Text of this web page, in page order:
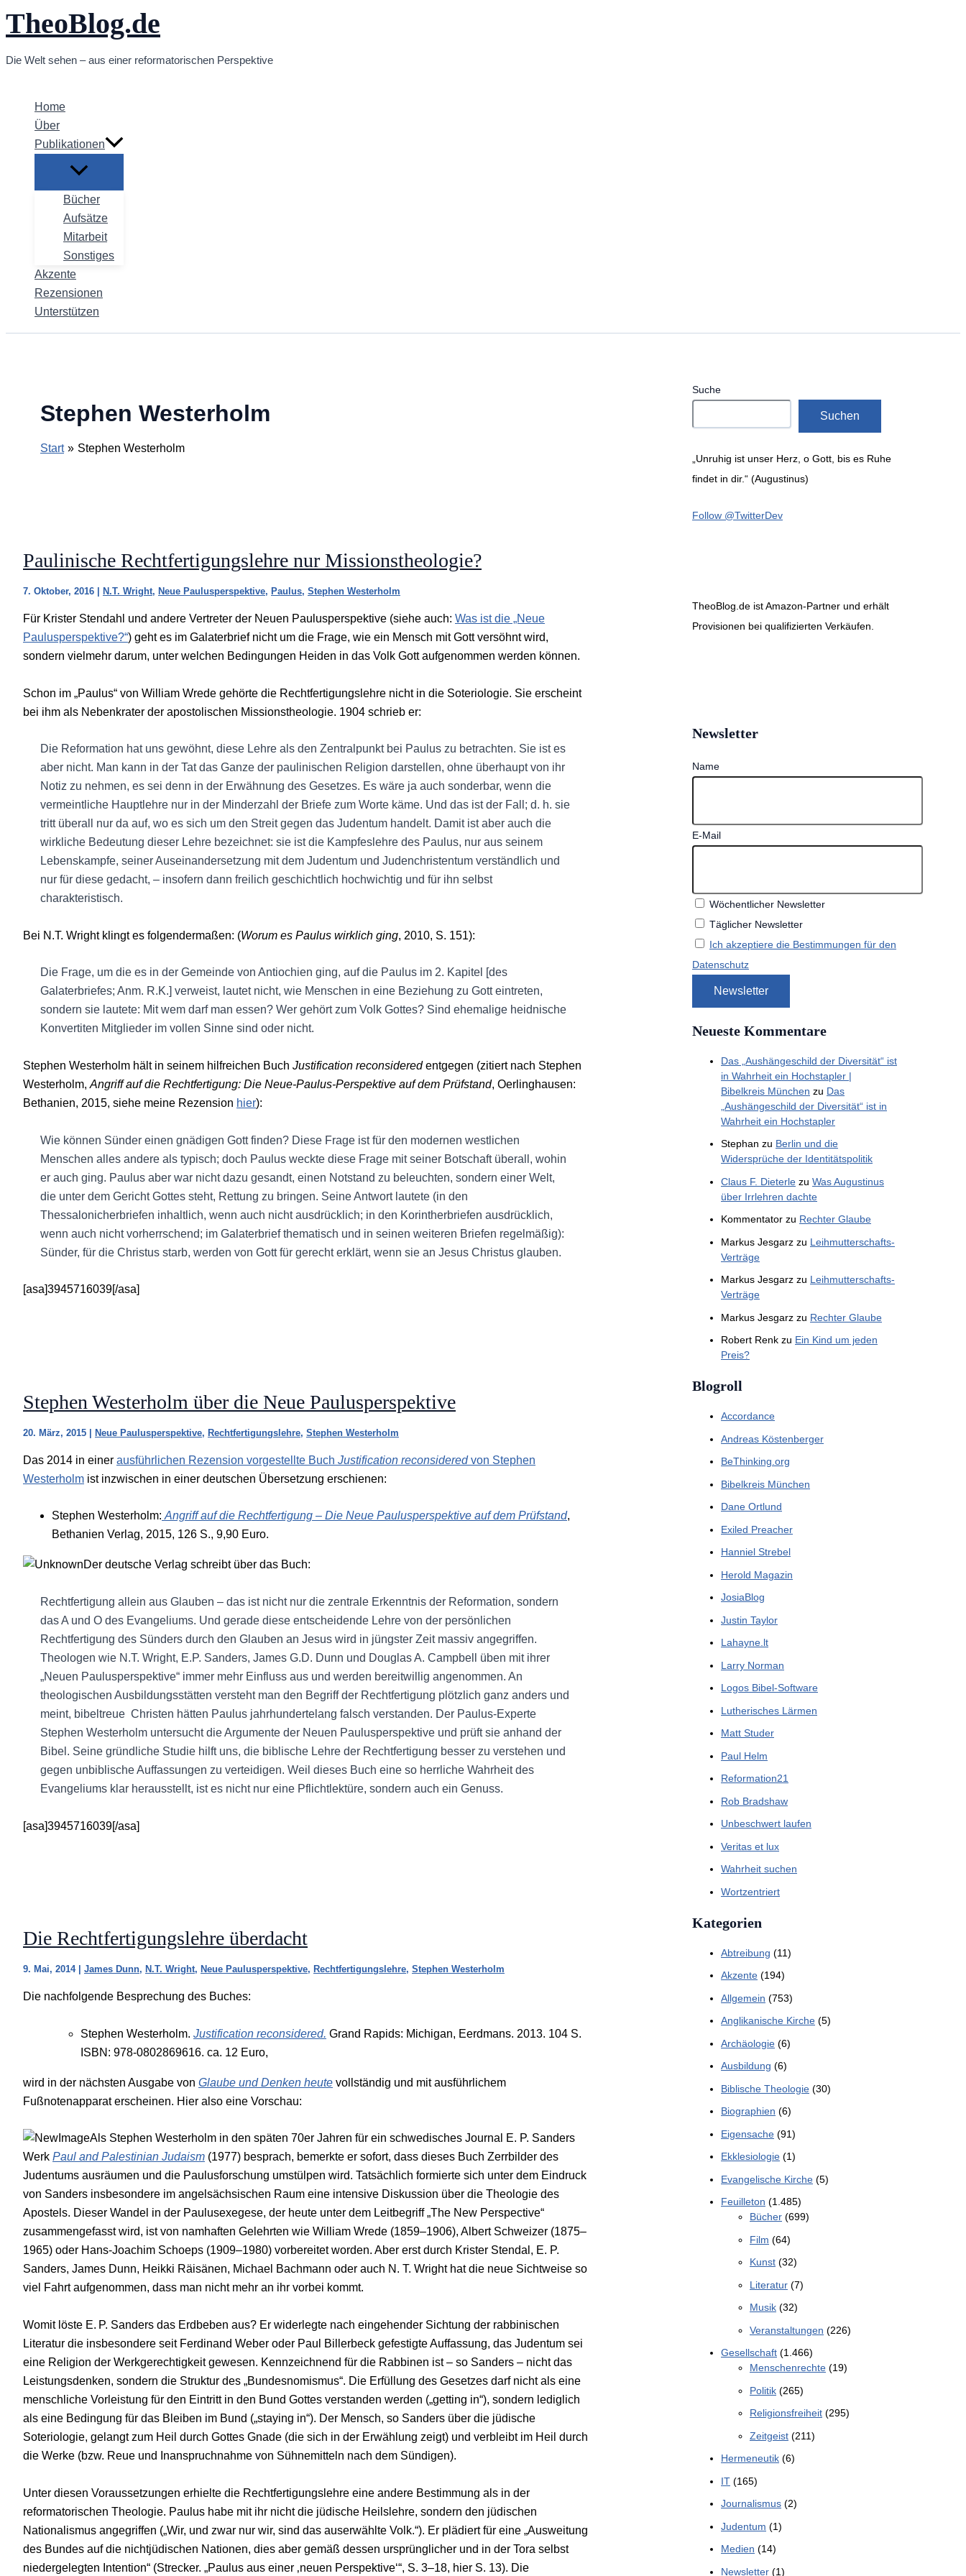
Zum
Inhalt
TheoBlog.de
Die Welt sehen – aus einer reformatorischen Perspektive
Home
Über
Publikationen
Bücher
Aufsätze
Mitarbeit
Sonstiges
Akzente
Rezensionen
Unterstützen
Stephen Westerholm
Start Stephen Westerholm
Paulinische Rechtfertigungslehre nur Missionstheologie?
7. Oktober, 2016 N.T. Wright, Neue Paulusperspektive, Paulus, Stephen Westerholm
Für Krister Stendahl und andere Vertreter der Neuen Paulusperspektive (siehe auch: Was ist die „Neue
Paulusperspektive?“) geht es im Galaterbrief nicht um die Frage, wie ein Mensch mit Gott versöhnt wird,
sondern vielmehr darum, unter welchen Bedingungen Heiden in das Volk Gott aufgenommen werden können.
Schon im „Paulus“ von William Wrede gehörte die Rechtfertigungslehre nicht in die Soteriologie. Sie erscheint
bei ihm als Nebenkrater der apostolischen Missionstheologie. 1904 schrieb er:
Die Reformation hat uns gewöhnt, diese Lehre als den Zentralpunkt bei Paulus zu betrachten. Sie ist es
aber nicht. Man kann in der Tat das Ganze der paulinischen Religion darstellen, ohne überhaupt von ihr
Notiz zu nehmen, es sei denn in der Erwähnung des Gesetzes. Es wäre ja auch sonderbar, wenn die
vermeintliche Hauptlehre nur in der Minderzahl der Briefe zum Worte käme. Und das ist der Fall; d. h. sie
tritt überall nur da auf, wo es sich um den Streit gegen das Judentum handelt. Damit ist aber auch die
wirkliche Bedeutung dieser Lehre bezeichnet: sie ist die Kampfeslehre des Paulus, nur aus seinem
Lebenskampfe, seiner Auseinandersetzung mit dem Judentum und Judenchristentum verständlich und
nur für diese gedacht, – insofern dann freilich geschichtlich hochwichtig und für ihn selbst
charakteristisch.
Bei N.T. Wright klingt es folgendermaßen: (Worum es Paulus wirklich ging, 2010, S. 151):
Die Frage, um die es in der Gemeinde von Antiochien ging, auf die Paulus im 2. Kapitel [des
Galaterbriefes; Anm. R.K.] verweist, lautet nicht, wie Menschen in eine Beziehung zu Gott eintreten,
sondern sie lautete: Mit wem darf man essen? Wer gehört zum Volk Gottes? Sind ehemalige heidnische
Konvertiten Mitglieder im vollen Sinne sind oder nicht.
Stephen Westerholm hält in seinem hilfreichen Buch Justification reconsideredentgegen (zitiert nach Stephen
Westerholm, Angriff auf die Rechtfertigung: Die Neue-Paulus-Perspektive auf dem Prüfstand, Oerlinghausen:
Bethanien, 2015, siehe meine Rezension hier):
Wie können Sünder einen gnädigen Gott finden? Diese Frage ist für den modernen westlichen
Menschen alles andere als typisch; doch Paulus weckte diese Frage mit seiner Botschaft überall, wohin
er auch ging. Paulus aber war nicht dazu gesandt, einen Notstand zu beleuchten, sondern einer Welt,
die unter dem Gericht Gottes steht, Rettung zu bringen. Seine Antwort lautete (in den
Thessalonicherbriefen inhaltlich, wenn auch nicht ausdrücklich; in den Korintherbriefen ausdrücklich,
wenn auch nicht vorherrschend; im Galaterbrief thematisch und in seinen weiteren Briefen regelmäßig):
Sünder, für die Christus starb, werden von Gott für gerecht erklärt, wenn sie an Jesus Christus glauben.
[asa]3945716039[/asa]
Stephen Westerholm über die Neue Paulusperspektive
20. März, 2015 | Neue Paulusperspektive, Rechtfertigungslehre, Stephen Westerholm
Das 2014 in einer ausführlichen Rezension vorgestellte Buch Justification reconsideredvon Stephen
Westerholm ist inzwischen in einer deutschen Übersetzung erschienen:
Stephen Westerholm: Angriff auf die Rechtfertigung – Die Neue Paulusperspektive auf dem Prüfstand,
Bethanien Verlag, 2015, 126 S., 9,90 Euro.
Der deutsche Verlag schreibt über das Buch:
Rechtfertigung allein aus Glauben – das ist nicht nur die zentrale Erkenntnis der Reformation, sondern
das A und O des Evangeliums. Und gerade diese entscheidende Lehre von der persönlichen
Rechtfertigung des Sünders durch den Glauben an Jesus wird in jüngster Zeit massiv angegriffen.
Theologen wie N.T. Wright, E.P. Sanders, James G.D. Dunn und Douglas A. Campbell üben mit ihrer
„Neuen Paulusperspektive“ immer mehr Einfluss aus und werden bereitwillig angenommen. An
theologischen Ausbildungsstätten versteht man den Begriff der Rechtfertigung plötzlich ganz anders und
meint, bibeltreue Christen hätten Paulus jahrhundertelang falsch verstanden. Der Paulus-Experte
Stephen Westerholm untersucht die Argumente der Neuen Paulusperspektive und prüft sie anhand der
Bibel. Seine gründliche Studie hilft uns, die biblische Lehre der Rechtfertigung besser zu verstehen und
gegen unbiblische Auffassungen zu verteidigen. Weil dieses Buch eine so herrliche Wahrheit des
Evangeliums klar herausstellt, ist es nicht nur eine Pflichtlektüre, sondern auch ein Genuss.
[asa]3945716039[/asa]
Die Rechtfertigungslehre überdacht
9. Mai, 2014 James Dunn, N.T. Wright, Neue Paulusperspektive, Rechtfertigungslehre, Stephen Westerholm
Die nachfolgende Besprechung des Buches:
Stephen Westerholm. Justification reconsidered. Grand Rapids: Michigan, Eerdmans. 2013. 104 S.
ISBN: 978-0802869616. ca. 12 Euro,
wird in der nächsten Ausgabe von Glaube und Denken heute vollständig und mit ausführlichem
Fußnotenapparat erscheinen. Hier also eine Vorschau:
Als Stephen Westerholm in den späten 70er Jahren für ein schwedisches Journal E. P. Sanders
Werk Paul and Palestinian Judaism (1977) besprach, bemerkte er sofort, dass dieses Buch Zerrbilder des
Judentums ausräumen und die Paulusforschung umstülpen wird. Tatsächlich formierte sich unter dem Eindruck
von Sanders insbesondere im angelsächsischen Raum eine intensive Diskussion über die Theologie des
Apostels. Dieser Wandel in der Paulusexegese, der heute unter dem Leitbegriff „The New Perspective“
zusammengefasst wird, ist von namhaften Gelehrten wie William Wrede (1859–1906), Albert Schweizer (1875–
1965) oder Hans-Joachim Schoeps (1909–1980) vorbereitet worden. Aber erst durch Krister Stendal, E. P.
Sanders, James Dunn, Heikki Räisänen, Michael Bachmann oder auch N. T. Wright hat die neue Sichtweise so
viel Fahrt aufgenommen, dass man nicht mehr an ihr vorbei kommt.
Womit löste E. P. Sanders das Erdbeben aus? Er widerlegte nach eingehender Sichtung der rabbinischen
Literatur die insbesondere seit Ferdinand Weber oder Paul Billerbeck gefestigte Auffassung, das Judentum sei
eine Religion der Werkgerechtigkeit gewesen. Kennzeichnend für die Rabbinen ist – so Sanders – nicht das
Leistungsdenken, sondern die Struktur des „Bundesnomismus“. Die Erfüllung des Gesetzes darf nicht als eine
menschliche Vorleistung für den Eintritt in den Bund Gottes verstanden werden („getting in“), sondern lediglich
als eine Bedingung für das Bleiben im Bund („staying in“). Der Mensch, so Sanders über die jüdische
Soteriologie, gelangt zum Heil durch Gottes Gnade (die sich in der Erwählung zeigt) und verbleibt im Heil durch
die Werke (bzw. Reue und Inanspruchnahme von Sühnemitteln nach dem Sündigen).
Unter diesen Voraussetzungen erhielte die Rechtfertigungslehre eine andere Bestimmung als in der
reformatorischen Theologie. Paulus habe mit ihr nicht die jüdische Heilslehre, sondern den jüdischen
Nationalismus angegriffen („Wir, und zwar nur wir, sind das auserwählte Volk.“). Er plädiert für eine „Ausweitung
des Bundes auf die nichtjüdischen Nationen, dies aber gemäß dessen ursprünglicher und in der Tora selbst
niedergelegten Intention“ (Strecker. „Paulus aus einer ‚neuen Perspektive‘“, S. 3–18, hier S. 13). Die
Suche
Suchen
„Unruhig ist unser Herz, o Gott, bis es Ruhe
findet in dir.“ (Augustinus)
Follow @TwitterDev
TheoBlog.de ist Amazon-Partner und erhält
Provisionen bei qualifizierten Verkäufen.
Newsletter
Name
E-Mail
Wöchentlicher Newsletter
Täglicher Newsletter
Ich akzeptiere die Bestimmungen für den
Datenschutz
Neueste Kommentare
Das „Aushängeschild der Diversität“ ist
in Wahrheit ein Hochstapler |
Bibelkreis München zu Das
„Aushängeschild der Diversität“ ist in
Wahrheit ein Hochstapler
Stephan zu Berlin und die
Widersprüche der Identitätspolitik
Claus F. Dieterle zu Was Augustinus
über Irrlehren dachte
Kommentator zu Rechter Glaube
Markus Jesgarz zu Leihmutterschafts-
Verträge
Markus Jesgarz zu Leihmutterschafts-
Verträge
Markus Jesgarz zu Rechter Glaube
Robert Renk zu Ein Kind um jeden
Preis?
Blogroll
Accordance
Andreas Köstenberger
BeThinking.org
Bibelkreis München
Dane Ortlund
Exiled Preacher
Hanniel Strebel
Herold Magazin
JosiaBlog
Justin Taylor
Lahayne.lt
Larry Norman
Logos Bibel-Software
Lutherisches Lärmen
Matt Studer
Paul Helm
Reformation21
Rob Bradshaw
Unbeschwert laufen
Veritas et lux
Wahrheit suchen
Wortzentriert
Kategorien
Abtreibung (11)
Akzente (194)
Allgemein (753)
Anglikanische Kirche (5)
Archäologie (6)
Ausbildung (6)
Biblische Theologie (30)
Biographien (6)
Eigensache (91)
Ekklesiologie (1)
Evangelische Kirche (5)
Feuilleton (1.485)
Bücher (699)
Film (64)
Kunst (32)
Literatur (7)
Musik (32)
Veranstaltungen (226)
Gesellschaft (1.466)
Menschenrechte (19)
Politik (265)
Religionsfreiheit (295)
Zeitgeist (211)
Hermeneutik (6)
IT (165)
Journalismus (2)
Judentum (1)
Medien (14)
Newsletter (1)